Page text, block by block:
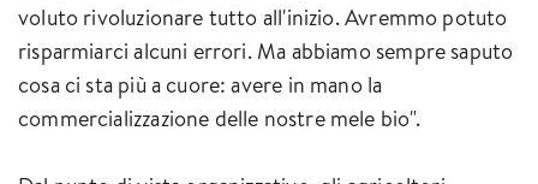
voluto rivoluzionare tutto all'inizio. Avremmo potuto
risparmiarci alcuni errori. Ma abbiamo sempre saputo
cosa ci sta più a cuore: avere in mano la
commercializzazione delle nostre mele bio".